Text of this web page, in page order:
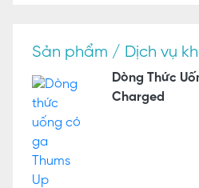
Sản phẩm / Dịch vụ
Dòng Thức
Charged